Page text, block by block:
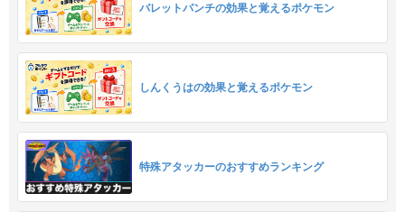
バレットパンチの効果と覚えるポケモン
しんくうはの効果と覚えるポケモン
特殊アタッカーのおすすめランキング